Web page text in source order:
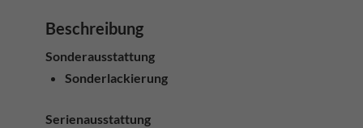
Beschreibung
Sonderausstattung
Sonderlackierung
Serienausstattung